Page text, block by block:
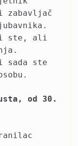
zabavljač
ste, ali
sada ste
od 30.